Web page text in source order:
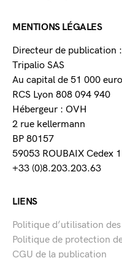
MENTIONS LÉGALES
Directeur de publication
Tripalio SAS
Au capital de 51 000
RCS Lyon 808 094 940
Hébergeur : OVH
2 rue kellermann
BP 80157
59053 ROUBAIX Cedex 1
+33 (0)8.203.203.63
LIENS
Politique d’utilisation
Politique de protection
CGU de la publication